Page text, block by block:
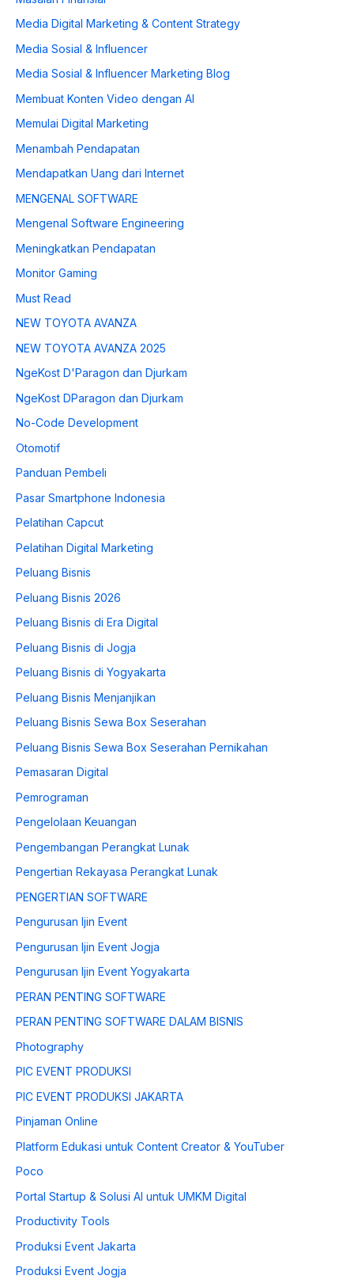
Media Digital Marketing & Content Strategy
Media Sosial & Influencer
Media Sosial & Influencer Marketing Blog
Membuat Konten Video dengan AI
Memulai Digital Marketing
Menambah Pendapatan
Mendapatkan Uang dari Internet
MENGENAL SOFTWARE
Mengenal Software Engineering
Meningkatkan Pendapatan
Monitor Gaming
Must Read
NEW TOYOTA AVANZA
NEW TOYOTA AVANZA 2025
NgeKost D'Paragon dan Djurkam
NgeKost DParagon dan Djurkam
No-Code Development
Otomotif
Panduan Pembeli
Pasar Smartphone Indonesia
Pelatihan Capcut
Pelatihan Digital Marketing
Peluang Bisnis
Peluang Bisnis 2026
Peluang Bisnis di Era Digital
Peluang Bisnis di Jogja
Peluang Bisnis di Yogyakarta
Peluang Bisnis Menjanjikan
Peluang Bisnis Sewa Box Seserahan
Peluang Bisnis Sewa Box Seserahan Pernikahan
Pemasaran Digital
Pemrograman
Pengelolaan Keuangan
Pengembangan Perangkat Lunak
Pengertian Rekayasa Perangkat Lunak
PENGERTIAN SOFTWARE
Pengurusan Ijin Event
Pengurusan Ijin Event Jogja
Pengurusan Ijin Event Yogyakarta
PERAN PENTING SOFTWARE
PERAN PENTING SOFTWARE DALAM BISNIS
Photography
PIC EVENT PRODUKSI
PIC EVENT PRODUKSI JAKARTA
Pinjaman Online
Platform Edukasi untuk Content Creator & YouTuber
Poco
Portal Startup & Solusi AI untuk UMKM Digital
Productivity Tools
Produksi Event Jakarta
Produksi Event Jogja